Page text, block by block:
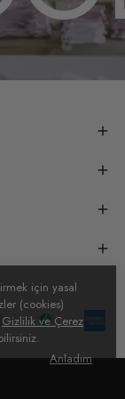
için yasal
(cookies)
Gizlilik ve Çerez
Anladım